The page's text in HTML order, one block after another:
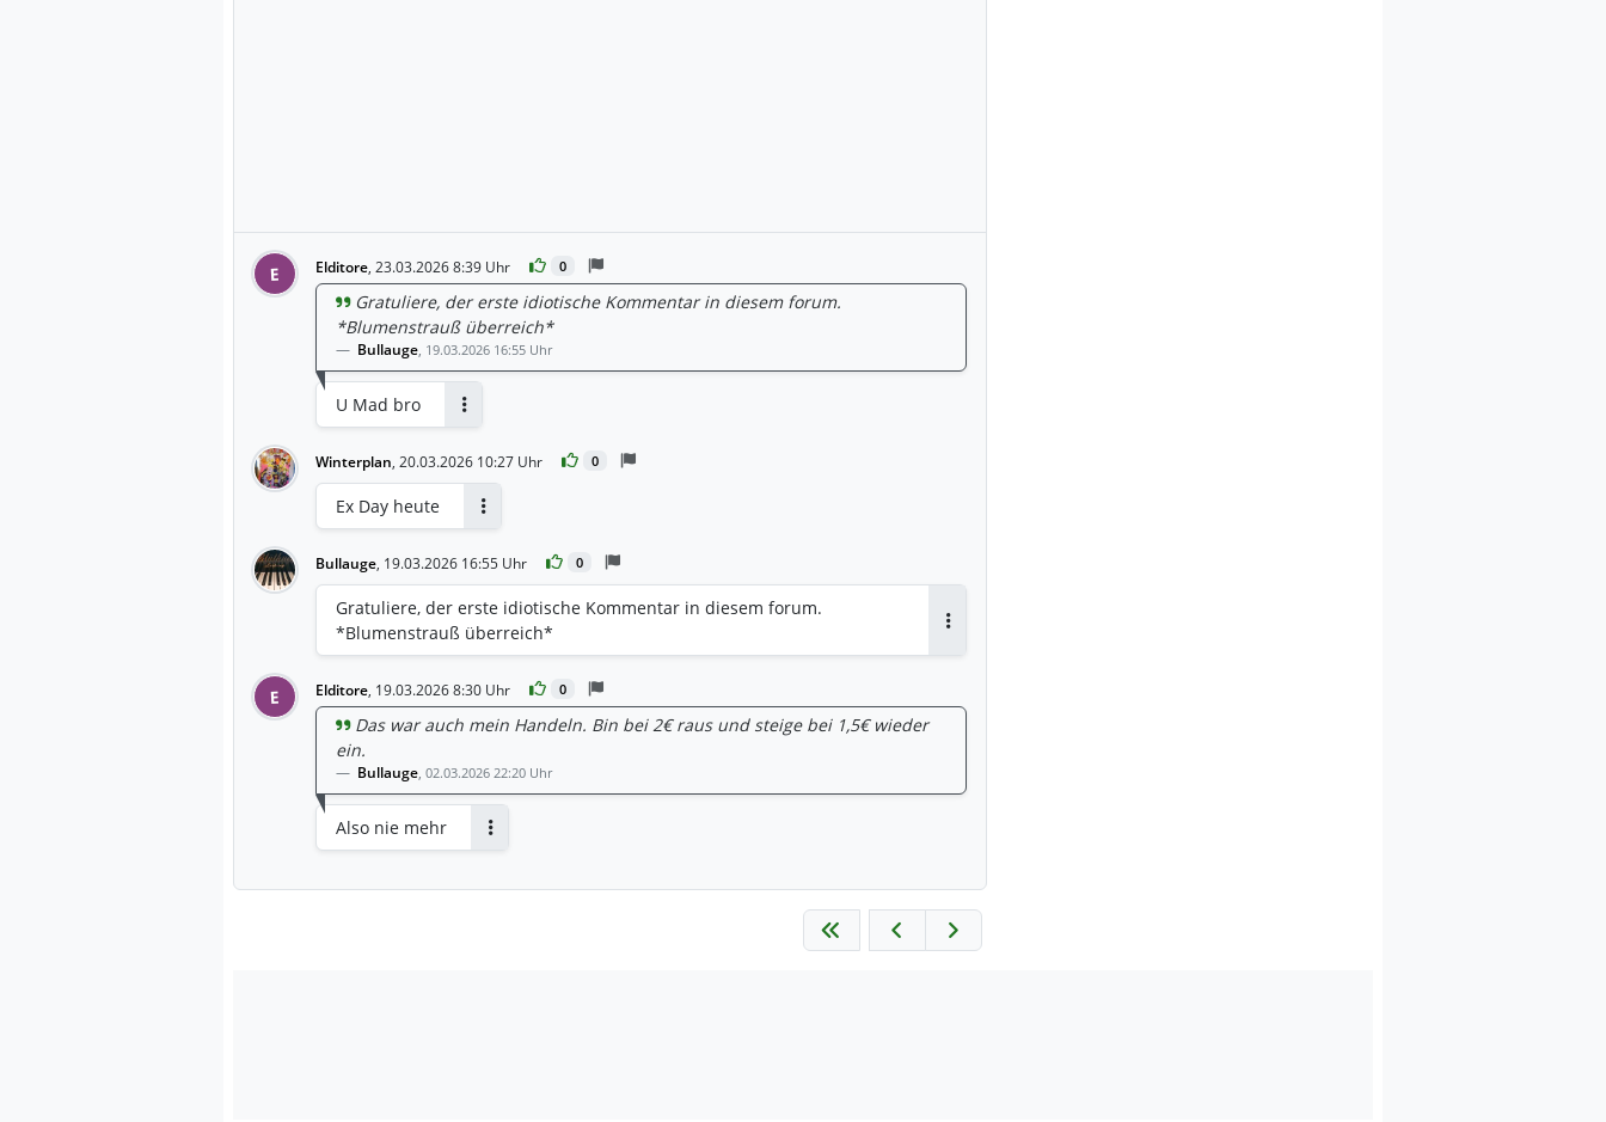
E Elditore, 23.03.2026 8:39 Uhr 0
Gratuliere, der erste idiotische Kommentar in diesem forum.
*Blumenstrauß überreich*
Bullauge, 19.03.2026 16:55 Uhr
U Mad bro
Winterplan, 20.03.2026 10:27 Uhr 0
Ex Day heute
Bullauge, 19.03.2026 16:55 Uhr 0
Gratuliere, der erste idiotische Kommentar in diesem forum.
*Blumenstrauß überreich*
E Elditore, 19.03.2026 8:30 Uhr 0
Das war auch mein Handeln. Bin bei 2€ raus und steige bei 1,5€ wieder
ein.
Bullauge, 02.03.2026 22:20 Uhr
Also nie mehr